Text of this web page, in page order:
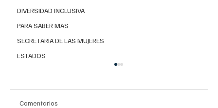
DIVERSIDAD INCLUSIVA
PARA SABER MAS
SECRETARIA DE LAS MUJERES
ESTADOS
Comentarios